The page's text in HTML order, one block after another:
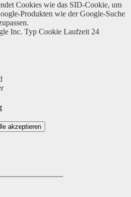
Cookies wie das SID-Cookie, um
Produkten wie der Google-Suche
Inc. Typ Cookie Laufzeit 24
akzeptieren